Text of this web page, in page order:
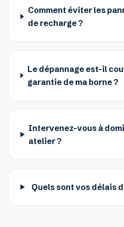
Comment éviter les
de recharge ?
Le dépannage est-il
garantie de ma borne ?
Intervenez-vous à
atelier ?
Quels sont vos délais